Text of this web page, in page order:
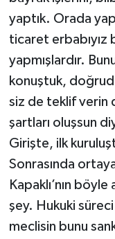
yaptık. Orada
ticaret erbabıyız
yapmışlardır.
konuştuk,
siz de teklif verin
şartları oluşsun
Girişte, ilk
Sonrasında
Kapaklı’nın
şey. Hukuki
meclisin bunu